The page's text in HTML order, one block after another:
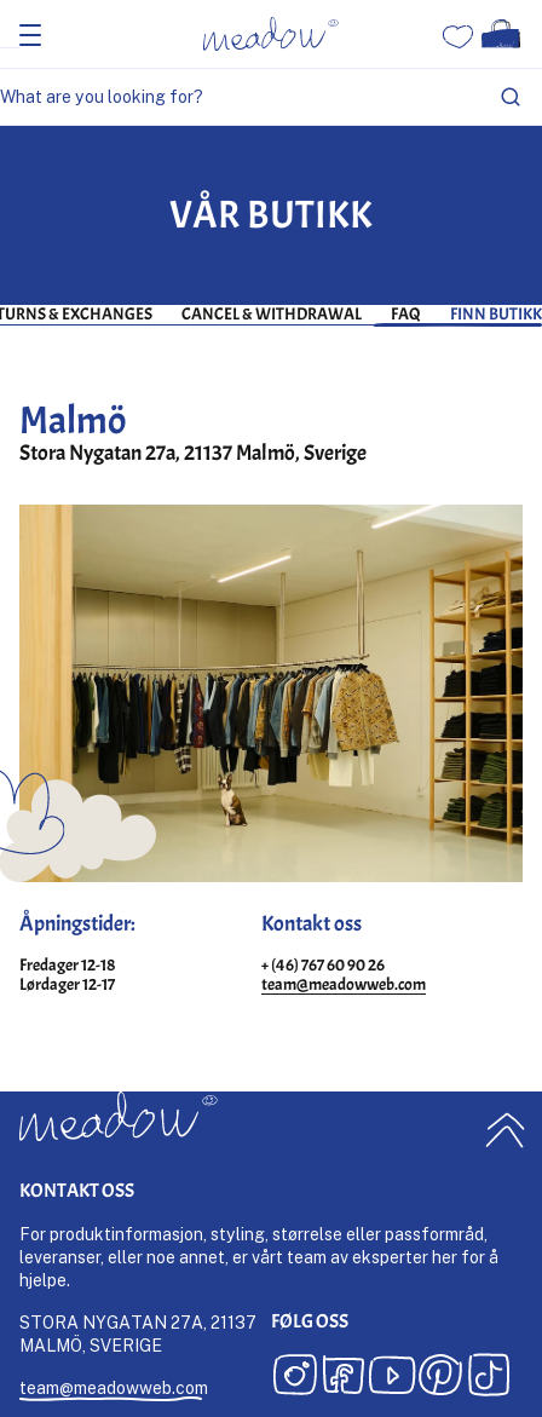
VÅR BUTIKK
& EXCHANGES CANCEL & WITHDRAWAL FAQ FINN BUTIKK
Malmö
Stora Nygatan 27a, 21137 Malmö, Sverige
Åpningstider:
Fredager 12-18
Lørdager 12-17
Kontakt oss
+ (46) 767 60 90 26
team@meadowweb.com
KONTAKT OSS
For produktinformasjon, styling, størrelse eller passformråd,
leveranser, eller noe annet, er vårt team av eksperter her for å
hjelpe.
STORA NYGATAN 27A, 21137
MALMÖ, SVERIGE
team@meadowweb.com
FØLG OSS